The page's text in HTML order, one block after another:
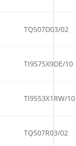
TQ507D03/02
TI9575X9DE/10
TI9553X1RW/10
TQ507R03/02